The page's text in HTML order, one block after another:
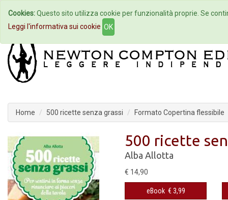
Home Autori Eventi
Home 500 ricette senza grassi Formato Copertina flessibile
500 ricette
Alba Allotta
€ 14,90
eBook € 3,99
Cookies:Questo sito utilizza cookie per funzionalità proprie. Se
Leggi l'informativa sui cookie OK